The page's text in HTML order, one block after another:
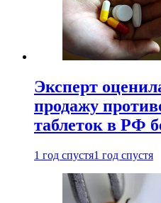
Эксперт
продажу
таблеток в РФ
1 год спустя1 год спустя